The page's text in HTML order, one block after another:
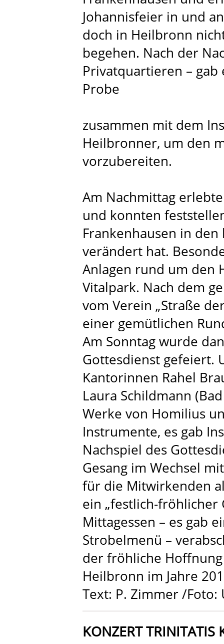
Johannisfeier in und
doch in Heilbronn
begehen. Nach der
Privatquartieren – gab
Probe
zusammen mit dem
Heilbronner, um den
vorzubereiten.
Am Nachmittag
und konnten
Frankenhausen in
verändert hat.
Anlagen rund um den
Vitalpark. Nach dem
vom Verein „Straße
einer gemütlichen
Am Sonntag wurde
Gottesdienst gefeiert.
Kantorinnen Rahel
Laura Schildmann
Werke von Homilius
Instrumente, es gab
Nachspiel des
Gesang im Wechsel
für die Mitwirkenden
ein „festlich-fröhlicher
Mittagessen – es gab
Strobelmenü –
der fröhliche
Heilbronn im Jahre
Text: P. Zimmer /Foto:
KONZERT TRINITATIS